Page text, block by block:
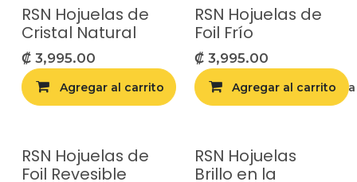
RSN Hojuelas de
Cristal Natural
₡ 3,995.00
Agregar al carrito Agregar a la
RSN Hojuelas de
Foil Frío
₡ 3,995.00
Agregar al carrito
RSN Hojuelas de
Foil Revesible
RSN Hojuelas
Brillo en la